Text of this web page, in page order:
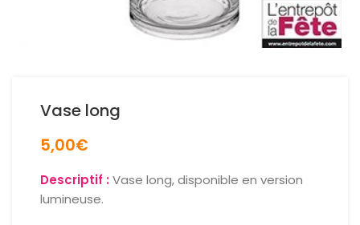
Vase long
5,00€
Descriptif :Vase long, disponible en version
lumineuse.